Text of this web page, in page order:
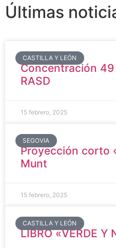
Últimas
CASTILLA Y LEÓN
Concentración
RASD
15 febrero, 2025
SEGOVIA
Proyección corto
Munt
15 febrero, 2025
CASTILLA Y LEÓN
LIBRO «VERDE Y